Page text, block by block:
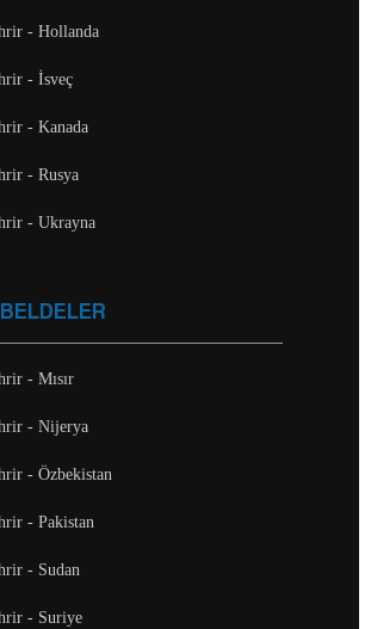
- Hollanda
- İsveç
- Kanada
- Rusya
- Ukrayna
- Mısır
- Nijerya
- Özbekistan
- Pakistan
- Sudan
- Suriye